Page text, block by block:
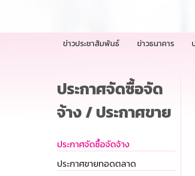
ข่าวประชาสัมพันธ์ ข่าวธนาคาร
ประกาศจัดซื้อจัด
จ้าง / ประกาศขาย
ประกาศจัดซื้อจัดจ้าง
ประกาศขายทอดตลาด